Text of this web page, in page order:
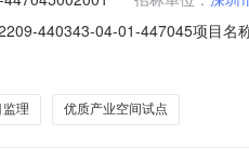
440343-04-01-447045项目名
布开始时间：2023-06-13发布截
理 优质产业空间试点